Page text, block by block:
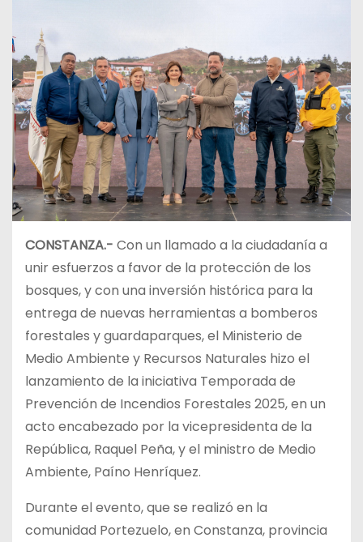
CONSTANZA.- Con un llamado a la ciudadanía a
unir esfuerzos a favor de la protección de los
bosques, y con una inversión histórica para la
entrega de nuevas herramientas a bomberos
forestales y guardaparques, el Ministerio de
Medio Ambiente y Recursos Naturales hizo el
lanzamiento de la iniciativa Temporada de
Prevención de Incendios Forestales 2025, en un
acto encabezado por la vicepresidenta de la
República, Raquel Peña, y el ministro de Medio
Ambiente, Paíno Henríquez.
Durante el evento, que se realizó en la
comunidad Portezuelo, en Constanza, provincia